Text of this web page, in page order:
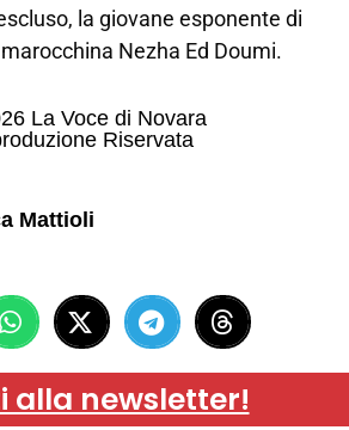
la giovane esponente di
Nezha Ed Doumi.
La Voce di Novara
Riservata
Mattioli
alla newsletter!